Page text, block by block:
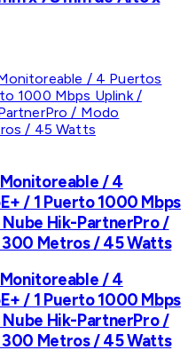
/ 4
/ 1 Puerto 1000 Mbps
Hik-PartnerPro /
Metros / 45 Watts
/ 4
/ 1 Puerto 1000 Mbps
Hik-PartnerPro /
Metros / 45 Watts